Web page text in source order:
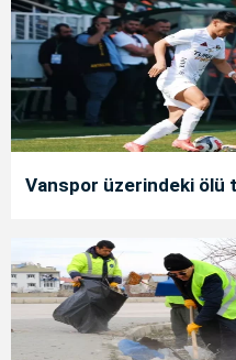
Vanspor üzerindeki ölü